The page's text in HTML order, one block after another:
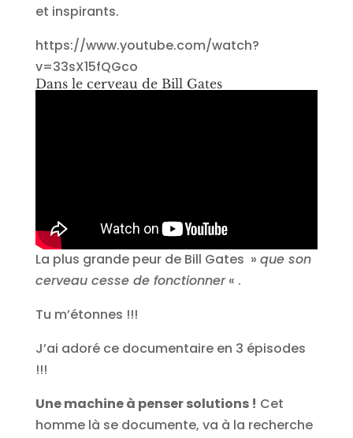
et inspirants.
https://www.youtube.com/watch?
v=33sX15fQGco
Dans le cerveau de Bill Gates
La plus grande peur de Bill Gates » que son
cerveau cesse de fonctionner« .
Tu m’étonnes !!!
J’ai adoré ce documentaire en 3 épisodes
!!!
Une machine à penser solutions ! Cet
homme là se documente, va à la recherche